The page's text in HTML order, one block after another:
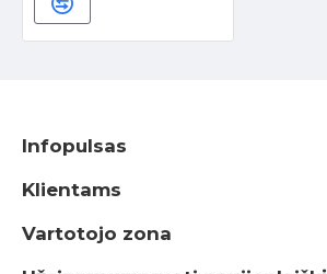
Infopulsas
Klientams
Vartotojo zona